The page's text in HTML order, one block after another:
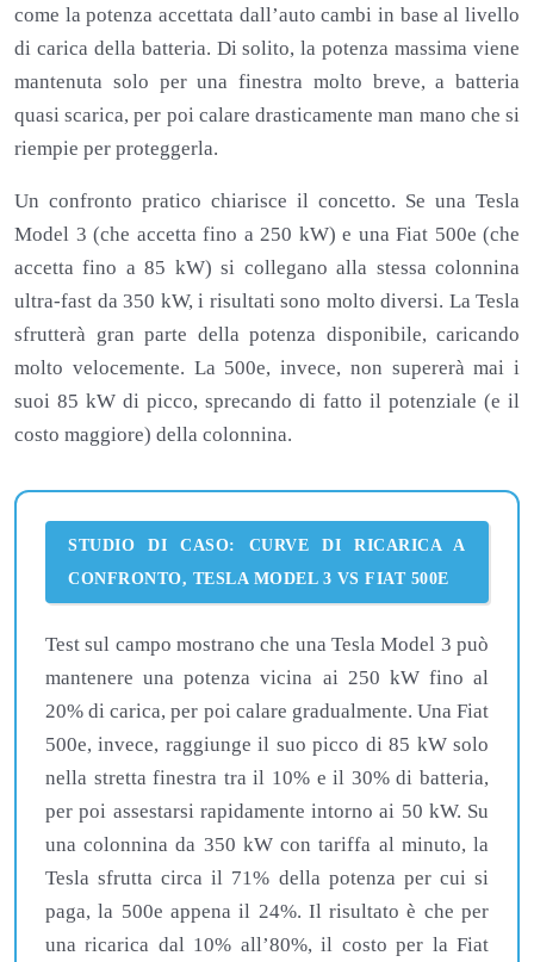
come la potenza accettata dall’auto cambi in base al livello
di carica della batteria. Di solito, la potenza massima viene
mantenuta solo per una finestra molto breve, a batteria
quasi scarica, per poi calare drasticamente man mano che si
riempie per proteggerla.
Un confronto pratico chiarisce il concetto. Se una Tesla
Model 3 (che accetta fino a 250 kW) e una Fiat 500e (che
accetta fino a 85 kW) si collegano alla stessa colonnina
ultra-fast da 350 kW, i risultati sono molto diversi. La Tesla
sfrutterà gran parte della potenza disponibile, caricando
molto velocemente. La 500e, invece, non supererà mai i
suoi 85 kW di picco, sprecando di fatto il potenziale (e il
costo maggiore) della colonnina.
STUDIO DI CASO: CURVE DI RICARICA A
CONFRONTO, TESLA MODEL 3 VS FIAT 500E
Test sul campo mostrano che una Tesla Model 3 può
mantenere una potenza vicina ai 250 kW fino al
20% di carica, per poi calare gradualmente. Una Fiat
500e, invece, raggiunge il suo picco di 85 kW solo
nella stretta finestra tra il 10% e il 30% di batteria,
per poi assestarsi rapidamente intorno ai 50 kW. Su
una colonnina da 350 kW con tariffa al minuto, la
Tesla sfrutta circa il 71% della potenza per cui si
paga, la 500e appena il 24%. Il risultato è che per
una ricarica dal 10% all’80%, il costo per la Fiat